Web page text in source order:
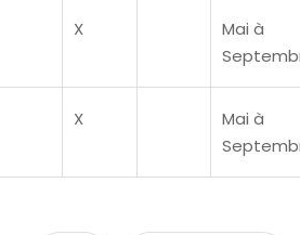
X
Mai à
X
Mai à